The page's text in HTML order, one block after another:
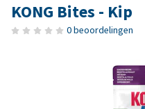
KONG Bites - Kip
0 beoordelingen